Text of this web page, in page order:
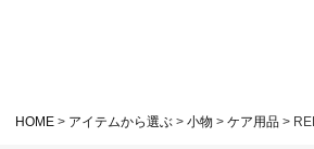
HOME アイテムから選ぶ 小物 ケア用品